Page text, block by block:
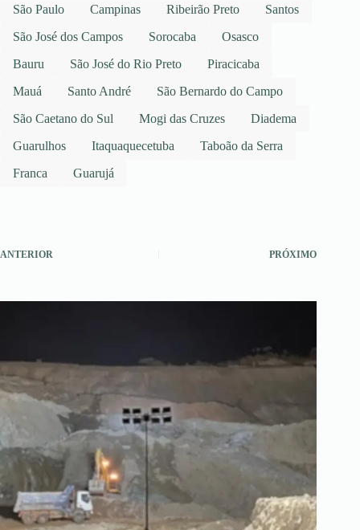
São Paulo Campinas Ribeirão Preto
Santos
São José dos Campos
Sorocaba
Osasco
Bauru
São José do Rio Preto
Piracicaba
Mauá
Santo André
São Bernardo do Campo
São Caetano do Sul
Mogi das Cruzes
Diadema
Guarulhos
Itaquaquecetuba
Taboão da Serra
Franca
Guarujá
ANTERIOR PRÓXIMO